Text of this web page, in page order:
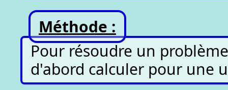
Méthode :
Pour résoudre un
d'abord calculer pour une